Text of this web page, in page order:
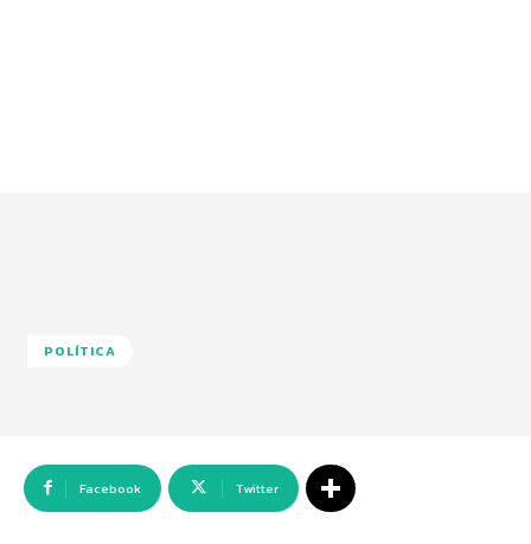
POLÍTICA
Facebook Twitter